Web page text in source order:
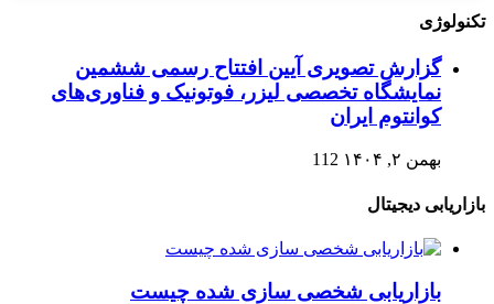
تکنولوژی
گزارش تصویری آیین افتتاح رسمی ششمین
نمایشگاه تخصصی لیزر، فوتونیک و فناوری‌های
کوانتوم ایران
بهمن ۲, ۱۴۰۴ 112
بازاریابی دیجیتال
بازاریابی شخصی سازی شده چیست